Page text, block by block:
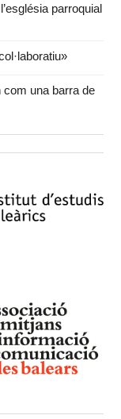
parroquial
com una barra de